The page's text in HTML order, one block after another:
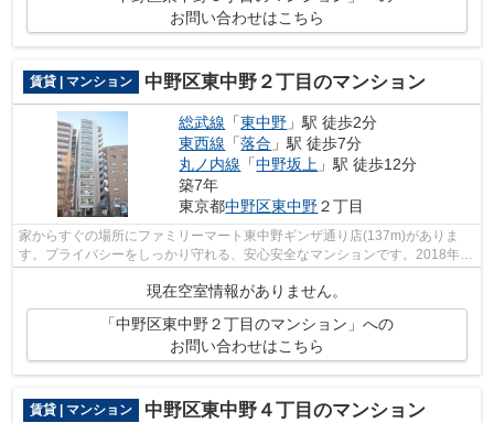
お問い合わせはこちら
賃貸 | マンション 中野区東中野２丁目のマンション
総武線 「東中野 」駅 徒歩2分
東西線 「落合 」駅 徒歩7分
丸ノ内線 「中野坂上 」駅 徒歩12分
築7年
東京都中野区東中野２丁目
家からすぐの場所にファミリーマート東中野ギンザ通り店(137m)がありま
す。プライバシーをしっかり守れる、安心安全なマンションです。2018年築
現在空室情報がありません。
「中野区東中野２丁目のマンション」への
お問い合わせはこちら
賃貸 | マンション 中野区東中野４丁目のマンション